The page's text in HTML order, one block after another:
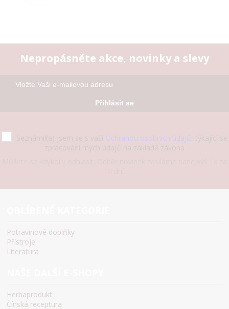
Nepropásněte akce, novinky a slevy
Přihlásit se
Seznámil(a) jsem se s vaší Ochranou osobních údajů, týkající se
zpracování mých údajů na základě zákona
Potravinové doplňky
Přístroje
Literatura
Herbaprodukt
Čínská receptura